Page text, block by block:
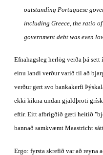
outstanding Portuguese
including Greece, the ratio
government debt was even
Efnahagsleg herlög verða þá
einu landi verður varið til að
verður gert svo bankakerfi
ekki kikna undan gjaldþroti
eftir. Eitt afbrigðið gæti heitið
bannað samkvæmt Maastricht
Ergo: fyrsta skrefið var að reyna